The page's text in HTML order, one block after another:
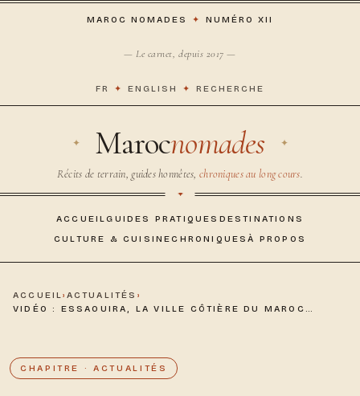
MAROC NOMADES ✦ NUMÉRO XII
— Le carnet, depuis 2017 —
FR ✦ ENGLISH ✦ RECHERCHE
Marocnomades
Récits de terrain, guides honnêtes,chroniques au long cours.
ACCUEILGUIDES PRATIQUES DESTINATIONS
CULTURE & CUISINECHRONIQUESÀ PROPOS
ACCUEIL› ACTUALITÉS ›
VIDÉO : ESSAOUIRA, LA VILLE CÔTIÈRE DU MAROC…
CHAPITRE · ACTUALITÉS